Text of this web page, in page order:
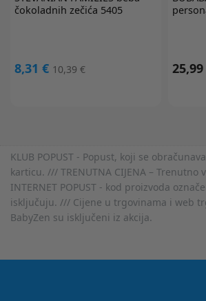
čokoladnih zečića 5405
8,31 € 10,39 €
KLUB POPUST - Popust, koji se
karticu. /// TRENUTNA CIJENA –
INTERNET POPUST - kod proizvoda
isključuju. /// Cijene u trgovinama i web
BabyZen su isključeni iz akcija.